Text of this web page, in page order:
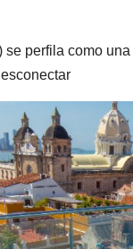
perfila como